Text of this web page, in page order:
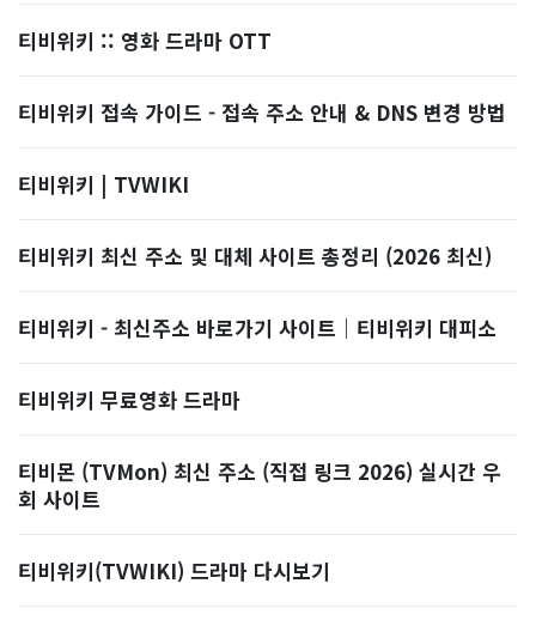
티비위키 :: 영화 드라마 OTT
티비위키 접속 가이드 - 접속 주소 안내 & DNS 변경 방법
티비위키 | TVWIKI
티비위키 최신 주소 및 대체 사이트 총정리 (2026 최신)
티비위키 - 최신주소 바로가기 사이트｜티비위키 대피소
티비위키 무료영화 드라마
티비몬 (TVMon) 최신 주소 (직접 링크 2026) 실시간 우
회 사이트
티비위키(TVWIKI) 드라마 다시보기